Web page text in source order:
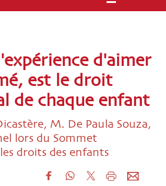
d'aimer
est le droit
de chaque enfant
M. De Paula Souza,
lors du Sommet
droits des enfants